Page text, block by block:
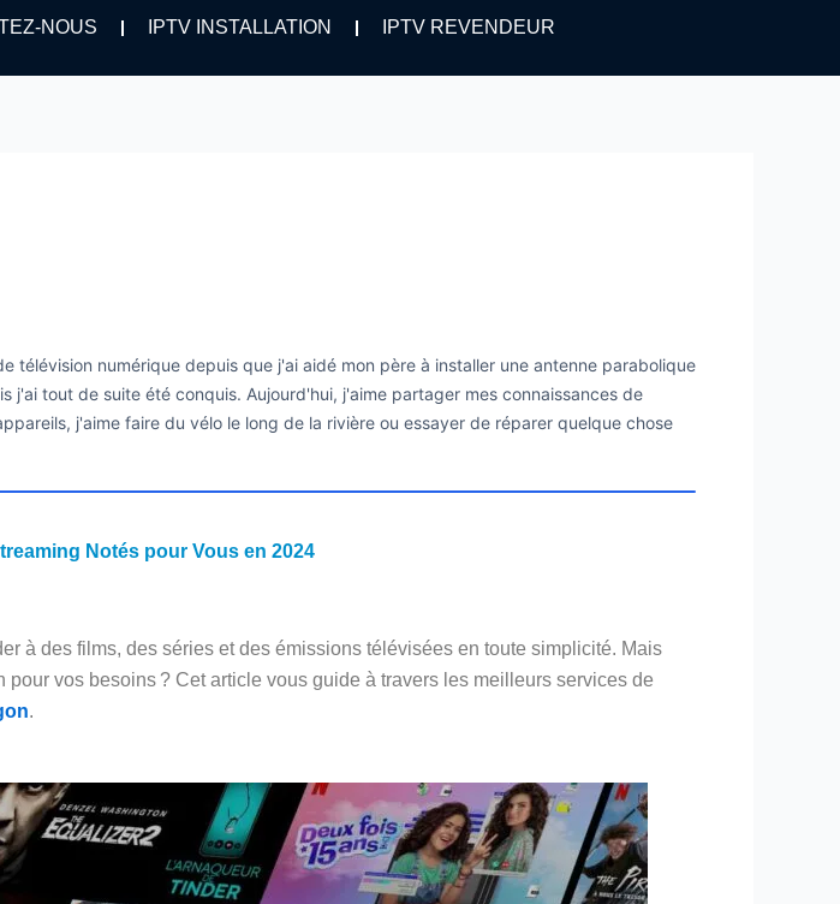
NOUS IPTV INSTALLATION IPTV REVENDEUR
télévision numérique depuis que j'ai aidé mon père à installer une antenne parabolique
j'ai tout de suite été conquis. Aujourd'hui, j'aime partager mes connaissances de
j'aime faire du vélo le long de la rivière ou essayer de réparer quelque chose
Notés pour Vous en 2024
à des films, des séries et des émissions télévisées en toute simplicité. Mais
vos besoins ? Cet article vous guide à travers les meilleurs services de
.